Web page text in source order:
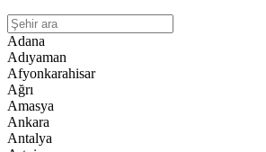
Adana
Adıyaman
Afyonkarahisar
Ağrı
Amasya
Ankara
Antalya